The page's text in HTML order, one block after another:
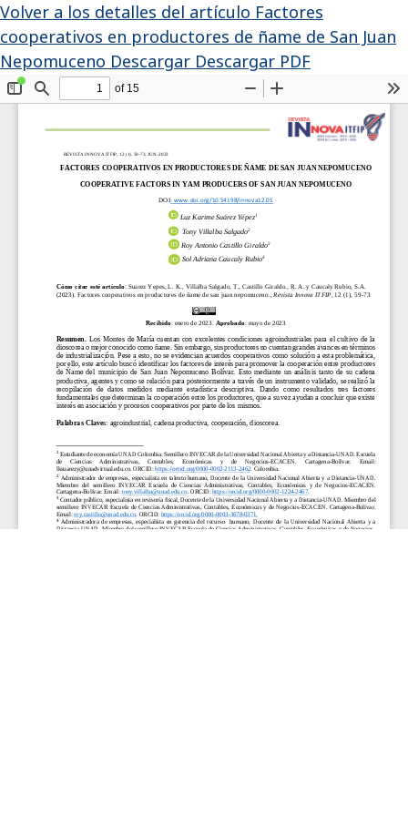
Volver a los detalles del artículo Factores
cooperativos en productores de ñame de San Juan
Nepomuceno Descargar Descargar PDF